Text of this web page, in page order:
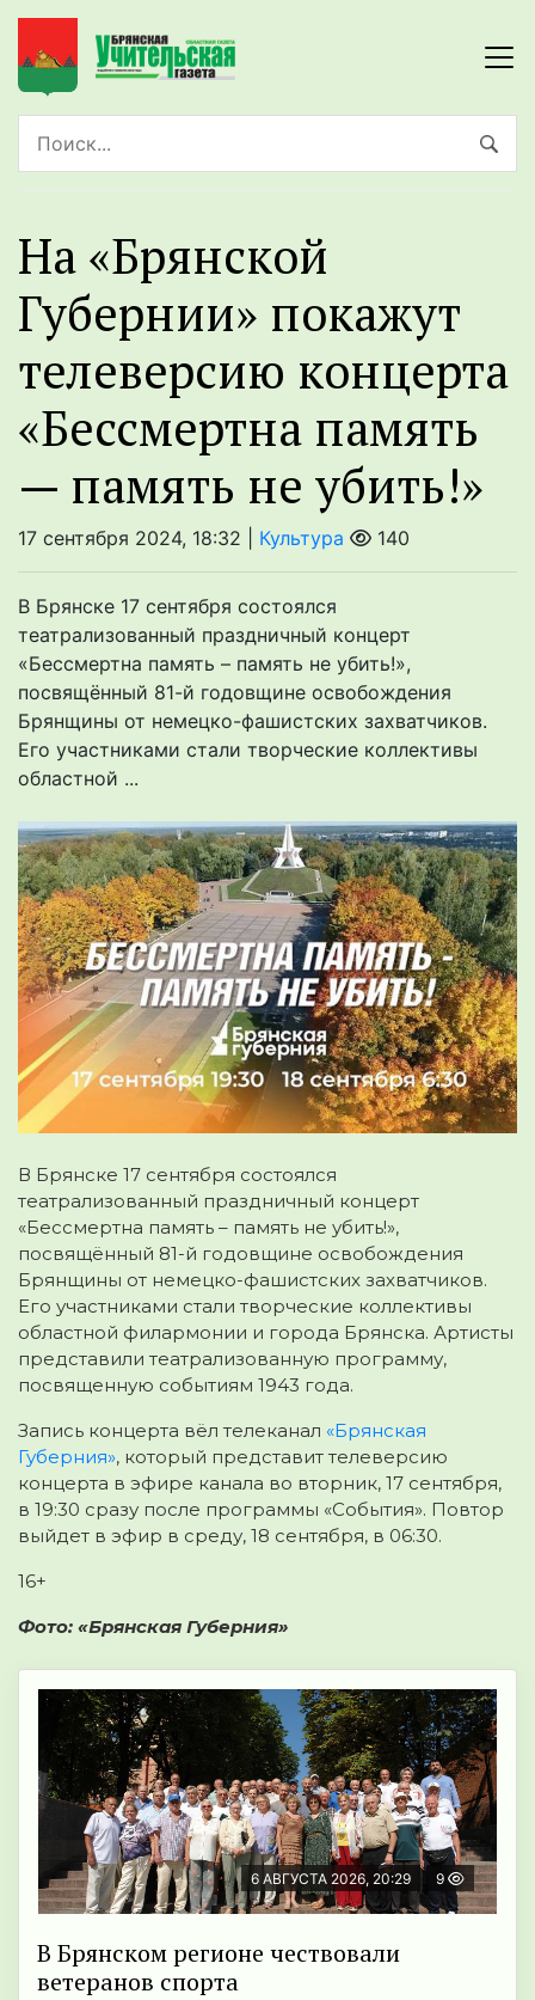
На «Брянской
Губернии» покажут
телеверсию концерта
«Бессмертна память
— память не убить!»
17 сентября 2024, 18:32 | Культура 140
В Брянске 17 сентября состоялся
театрализованный праздничный концерт
«Бессмертна память – память не убить!»,
посвящённый 81-й годовщине освобождения
Брянщины от немецко-фашистских захватчиков.
Его участниками стали творческие коллективы
областной ...
В Брянске 17 сентября состоялся
театрализованный праздничный концерт
«Бессмертна память – память не убить!»,
посвящённый 81-й годовщине освобождения
Брянщины от немецко-фашистских захватчиков.
Его участниками стали творческие коллективы
областной филармонии и города Брянска. Артисты
представили театрализованную программу,
посвященную событиям 1943 года.
Запись концерта вёл телеканал «Брянская
Губерния», который представит телеверсию
концерта в эфире канала во вторник, 17 сентября,
в 19:30 сразу после программы «События». Повтор
выйдет в эфир в среду, 18 сентября, в 06:30.
16+
Фото: «Брянская Губерния»
6 АВГУСТА 2026, 20:29 9
В Брянском регионе чествовали
ветеранов спорта